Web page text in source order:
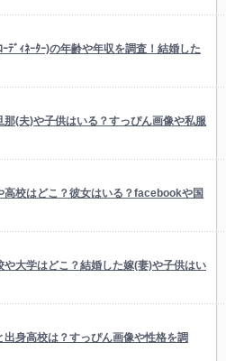
ﾃﾞｨﾈｰﾀｰ)の年齢や年収を調査！結婚した
那(夫)や子供はいる？すっぴん画像や私服
高校はどこ？彼女はいる？facebookや国
や大学はどこ？結婚した嫁(妻)や子供はい
出身高校は？すっぴん画像や性格を調